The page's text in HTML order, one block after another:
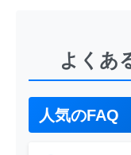
よくあ
人気のFAQ